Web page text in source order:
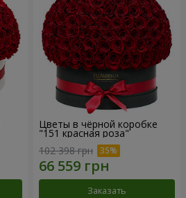
Цветы в чёрной коробке
"151 красная роза"
102 398 грн
Заказать